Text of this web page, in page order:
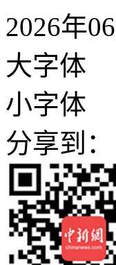
2026年
大字体
小字体
分享到：